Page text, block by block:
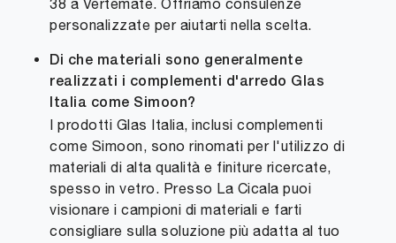
38 a Vertemate. Offriamo consulenze
personalizzate per aiutarti nella scelta.
Di che materiali sono generalmente
realizzati i complementi d'arredo Glas
Italia come Simoon?
I prodotti Glas Italia, inclusi complementi
come Simoon, sono rinomati per l'utilizzo di
materiali di alta qualità e finiture ricercate,
spesso in vetro. Presso La Cicala puoi
visionare i campioni di materiali e farti
consigliare sulla soluzione più adatta al tuo